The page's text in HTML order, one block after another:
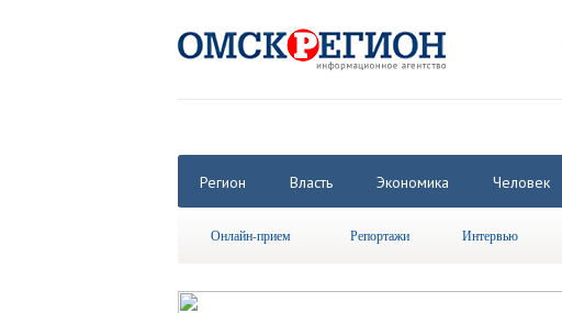
Регион Власть Экономика Человек
Онлайн-прием Репортажи Интервью